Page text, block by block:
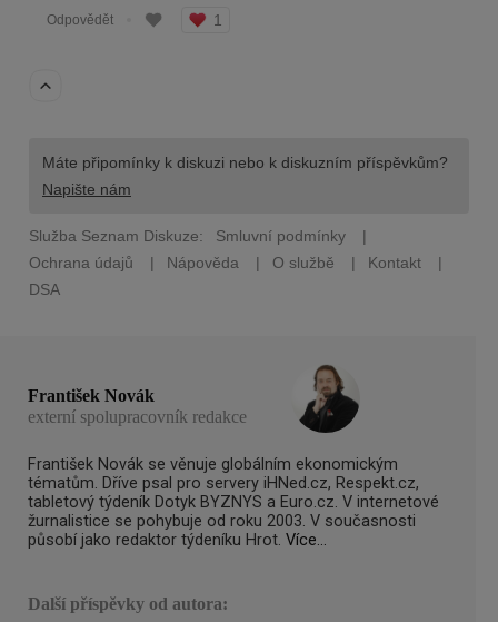
František Novák
externí spolupracovník redakce
František Novák se věnuje globálním ekonomickým
tématům. Dříve psal pro servery iHNed.cz, Respekt.cz,
tabletový týdeník Dotyk BYZNYS a Euro.cz. V internetové
žurnalistice se pohybuje od roku 2003. V současnosti
působí jako redaktor týdeníku Hrot. Více...
Další příspěvky od autora: